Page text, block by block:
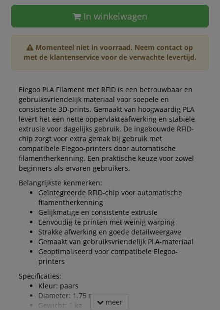
In winkelwagen
Momenteel niet in voorraad. Neem contact op
met de klantenservice voor de verwachte levertijd.
Elegoo PLA Filament met RFID is een betrouwbaar en
gebruiksvriendelijk materiaal voor soepele en
consistente 3D-prints. Gemaakt van hoogwaardig PLA
levert het een nette oppervlakteafwerking en stabiele
extrusie voor dagelijks gebruik. De ingebouwde RFID-
chip zorgt voor extra gemak bij gebruik met
compatibele Elegoo-printers door automatische
filamentherkenning. Een praktische keuze voor zowel
beginners als ervaren gebruikers.
Belangrijkste kenmerken:
Geïntegreerde RFID-chip voor automatische
filamentherkenning
Gelijkmatige en consistente extrusie
Eenvoudig te printen met weinig warping
Strakke afwerking en goede detailweergave
Gemaakt van gebruiksvriendelijk PLA-materiaal
Geoptimaliseerd voor compatibele Elegoo-
printers
Specificaties:
Kleur: paars
Diameter: 1.75 mm
Gewicht: 1 kg
meer